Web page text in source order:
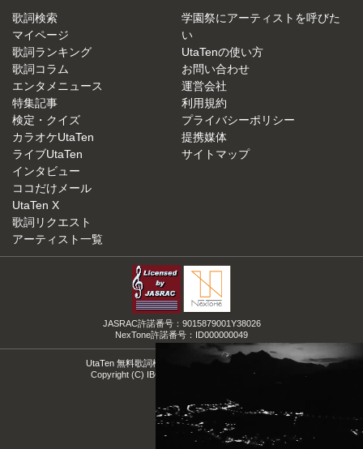
歌詞検索
マイページ
歌詞ランキング
歌詞コラム
エンタメニュース
特集記事
検定・クイズ
カラオケUtaTen
ライブUtaTen
インタビュー
ココだけメール
UtaTen X
歌詞リクエスト
アーティスト一覧
学園祭にアーティストを呼びた
い
UtaTenの使い方
お問い合わせ
運営会社
利用規約
プライバシーポリシー
提携媒体
サイトマップ
JASRAC許諾番号：9015879001Y38026
NexTone許諾番号：ID000000049
UtaTen 無料歌詞検索サイトの決定版！うたてん
Copyright (C) IBG Media. All Rights Reserved.